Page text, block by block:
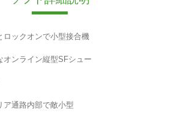
ロックオンで小型接合機
オンライン縦型SFシュー
ア通路内部で敵小型